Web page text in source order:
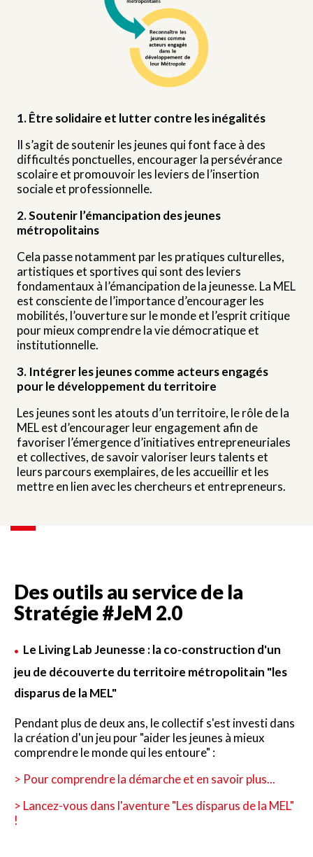
1. Être solidaire et lutter contre les inégalités
Il s’agit de soutenir les jeunes qui font face à des
difficultés ponctuelles, encourager la persévérance
scolaire et promouvoir les leviers de l’insertion
sociale et professionnelle.
2. Soutenir l’émancipation des jeunes
métropolitains
Cela passe notamment par les pratiques culturelles,
artistiques et sportives qui sont des leviers
fondamentaux à l’émancipation de la jeunesse. La MEL
est consciente de l’importance d’encourager les
mobilités, l’ouverture sur le monde et l’esprit critique
pour mieux comprendre la vie démocratique et
institutionnelle.
3. Intégrer les jeunes comme acteurs engagés
pour le développement du territoire
Les jeunes sont les atouts d’un territoire, le rôle de la
MEL est d’encourager leur engagement afin de
favoriser l’émergence d’initiatives entrepreneuriales
et collectives, de savoir valoriser leurs talents et
leurs parcours exemplaires, de les accueillir et les
mettre en lien avec les chercheurs et entrepreneurs.
Des outils au service de la
Stratégie #JeM 2.0
Le Living Lab Jeunesse : la co-construction d'un
jeu de découverte du territoire métropolitain "les
disparus de la MEL"
Pendant plus de deux ans, le collectif s'est investi dans
la création d'un jeu pour "aider les jeunes à mieux
comprendre le monde qui les entoure" :
> Pour comprendre la démarche et en savoir plus...
> Lancez-vous dans l'aventure "Les disparus de la MEL"
!